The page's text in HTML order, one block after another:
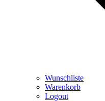
Wunschliste
Warenkorb
Logout